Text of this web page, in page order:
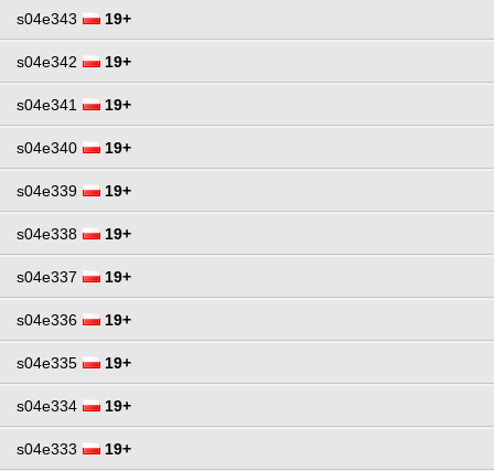
s04e343 19+
s04e342 19+
s04e341 19+
s04e340 19+
s04e339 19+
s04e338 19+
s04e337 19+
s04e336 19+
s04e335 19+
s04e334 19+
s04e333 19+